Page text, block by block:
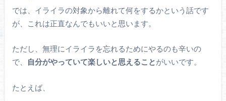
では、イライラの対象から離れて何をするかという話です
が、これは正直なんでもいいと思います。
ただし、無理にイライラを忘れるためにやるのも辛いの
で、
自分がやっていて楽しいと思えることがいいです。
たとえば、